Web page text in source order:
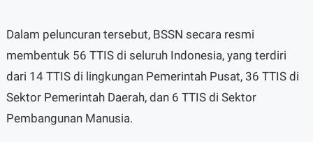
Dalam peluncuran tersebut, BSSN secara resmi
membentuk 56 TTIS di seluruh Indonesia, yang terdiri
dari 14 TTIS di lingkungan Pemerintah Pusat, 36 TTIS di
Sektor Pemerintah Daerah, dan 6 TTIS di Sektor
Pembangunan Manusia.